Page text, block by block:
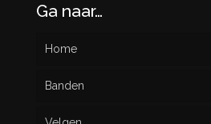
Ga naar…
Home
Banden